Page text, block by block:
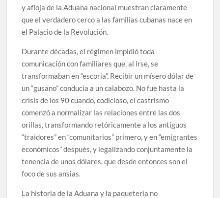
y afloja de la Aduana nacional muestran claramente
que el verdadero cerco a las familias cubanas nace en
el Palacio de la Revolución.
Durante décadas, el régimen impidió toda
comunicación con familiares que, al irse, se
transformaban en “escoria”. Recibir un mísero dólar de
un “gusano” conducía a un calabozo. No fue hasta la
crisis de los 90 cuando, codicioso, el castrismo
comenzó a normalizar las relaciones entre las dos
orillas, transformando retóricamente a los antiguos
“traidores” en “comunitarios” primero, y en “emigrantes
económicos” después, y legalizando conjuntamente la
tenencia de unos dólares, que desde entonces son el
foco de sus ansias.
La historia de la Aduana y la paquetería no